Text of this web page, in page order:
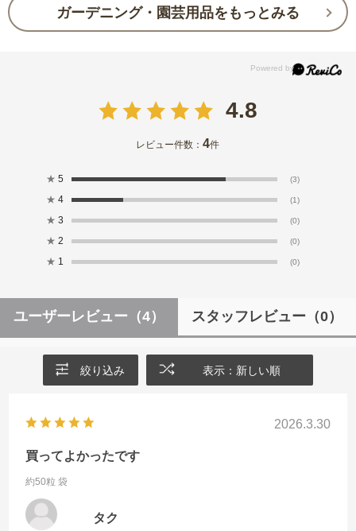
ガーデニング・園芸用品をもっとみる
4.8
レビュー件数：4件
★ 5 (3)
★ 4 (1)
★ 3 (0)
★ 2 (0)
★ 1 (0)
ユーザーレビュー （4） スタッフレビュー （0）
絞り込み 表示：新しい順
2026.3.30
買ってよかったです
約50粒 袋
タク